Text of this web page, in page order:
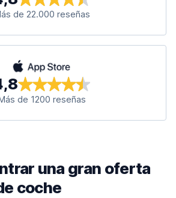
de 22.000 reseñas
de 1200 reseñas
una gran oferta
coche